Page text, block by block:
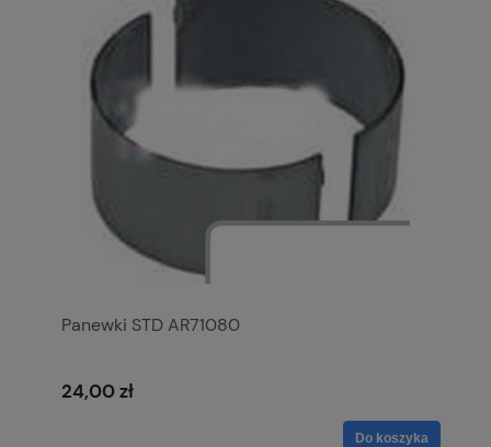
Panewki STD AR71080
24,00 zł
Do koszyka